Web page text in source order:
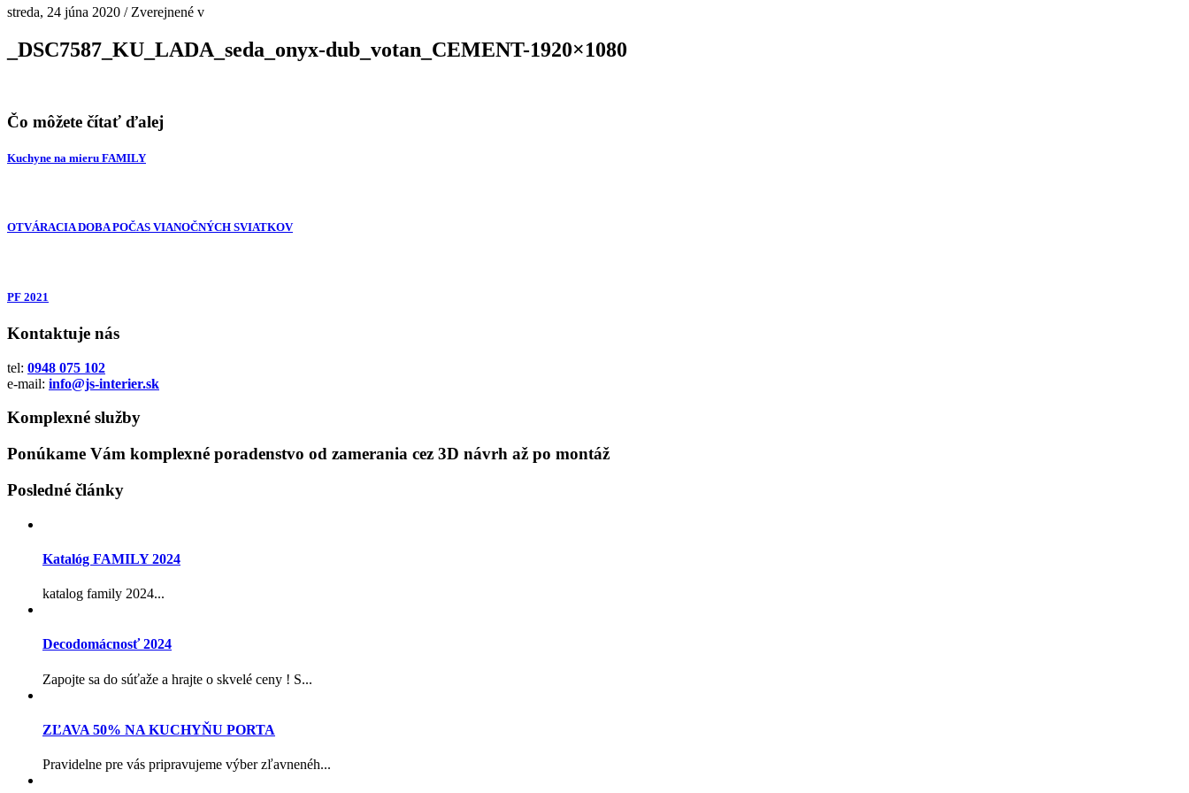
streda, 24 júna 2020 /Zverejnené v
_DSC7587_KU_LADA_seda_onyx-dub_votan_CEMENT-1920×1080
Čo môžete čítať ďalej
Kuchyne na mieru FAMILY
OTVÁRACIA DOBA POČAS VIANOČNÝCH SVIATKOV
PF 2021
Kontaktuje nás
tel: 0948 075 102
e-mail: info@js-interier.sk
Komplexné služby
Ponúkame Vám komplexné poradenstvo od zamerania cez 3D návrh až po montáž
Posledné články
Katalóg FAMILY 2024
katalog family 2024...
Decodomácnosť 2024
Zapojte sa do súťaže a hrajte o skvelé ceny ! S...
ZĽAVA 50% NA KUCHYŇU PORTA
Pravidelne pre vás pripravujeme výber zľavnenéh...